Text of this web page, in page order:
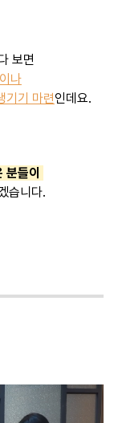
보면
나
기기 마련인데요.
분들이
습니다.